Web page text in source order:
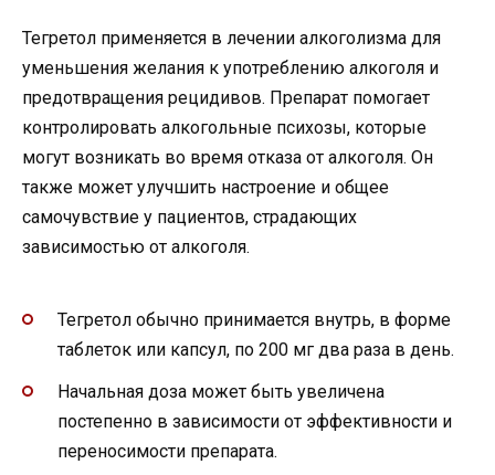
Тегретол применяется в лечении алкоголизма для
уменьшения желания к употреблению алкоголя и
предотвращения рецидивов. Препарат помогает
контролировать алкогольные психозы, которые
могут возникать во время отказа от алкоголя. Он
также может улучшить настроение и общее
самочувствие у пациентов, страдающих
зависимостью от алкоголя.
Тегретол обычно принимается внутрь, в форме
таблеток или капсул, по 200 мг два раза в день.
Начальная доза может быть увеличена
постепенно в зависимости от эффективности и
переносимости препарата.